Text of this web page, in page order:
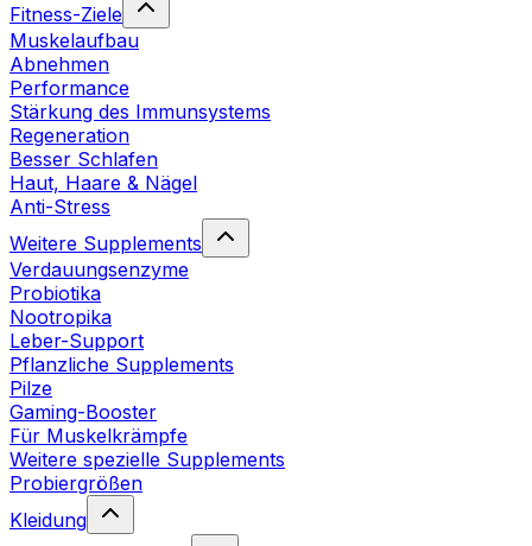
Fitness-Ziele
Muskelaufbau
Abnehmen
Performance
Stärkung des Immunsystems
Regeneration
Besser Schlafen
Haut, Haare & Nägel
Anti-Stress
Weitere Supplements
Verdauungsenzyme
Probiotika
Nootropika
Leber-Support
Pflanzliche Supplements
Pilze
Gaming-Booster
Für Muskelkrämpfe
Weitere spezielle Supplements
Probiergrößen
Kleidung